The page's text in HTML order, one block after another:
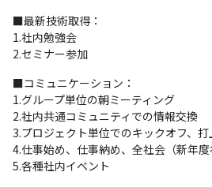
■最新技術取得：
1.社内勉強会
2.セミナー参加
■コミュニケーション：
1.グループ単位の朝ミーティング
2.社内共通コミュニティでの情報交換
3.プロジェクト単位でのキックオフ、
4.仕事始め、仕事納め、全社会（新年度
5.各種社内イベント